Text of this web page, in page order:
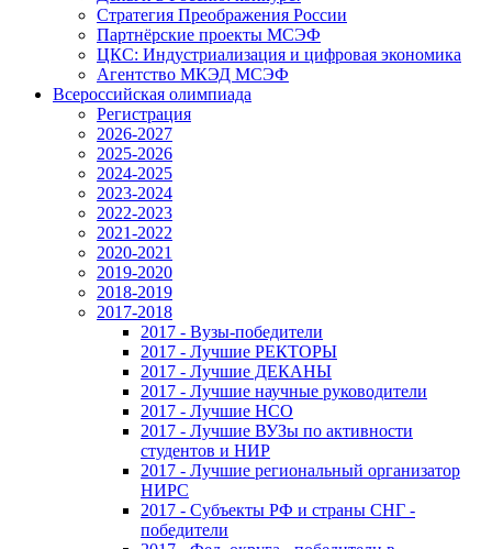
Стратегия Преображения России
Партнёрские проекты МСЭФ
ЦКС: Индустриализация и цифровая экономика
Агентство МКЭД МСЭФ
Всероссийская олимпиада
Регистрация
2026-2027
2025-2026
2024-2025
2023-2024
2022-2023
2021-2022
2020-2021
2019-2020
2018-2019
2017-2018
2017 - Вузы-победители
2017 - Лучшие РЕКТОРЫ
2017 - Лучшие ДЕКАНЫ
2017 - Лучшие научные руководители
2017 - Лучшие НСО
2017 - Лучшие ВУЗы по активности
студентов и НИР
2017 - Лучшие региональный организатор
НИРС
2017 - Субъекты РФ и страны СНГ -
победители